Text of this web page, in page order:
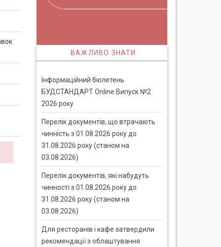
ВАЖЛИВО ЗНАТИ
Інформаційний бюлетень
БУДСТАНДАРТ Online Випуск №2
2026 року
Перелік документів, що втрачають
чинність з 01.08.2026 року до
31.08.2026 року (станом на
03.08.2026)
Перелік документів, які набудуть
чинності з 01.08.2026 року до
31.08.2026 року (станом на
03.08.2026)
Для ресторанів і кафе затвердили
рекомендації з облаштування